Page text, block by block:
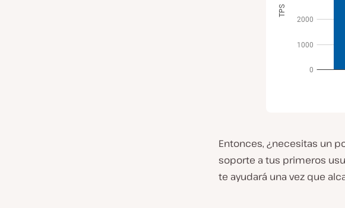
Entonces, ¿necesitas un
soporte a tus primeros
te ayudará una vez que